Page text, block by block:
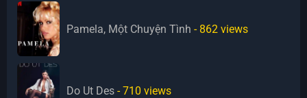
Pamela, Một Chuyện Tình - 862 views
Do Ut Des - 710 views